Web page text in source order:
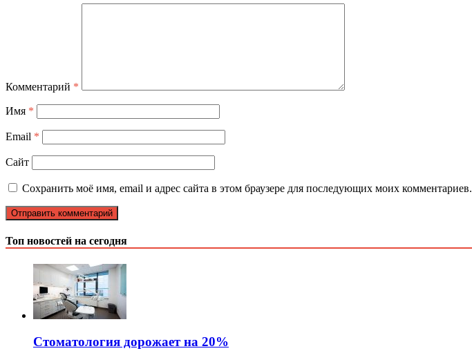
Комментарий *
Имя *
Email *
Сайт
Сохранить моё имя, email и адрес сайта в этом браузере для последующих моих комментариев.
Топ новостей на сегодня
Стоматология дорожает на 20%